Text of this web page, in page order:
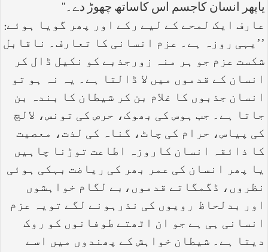
یاپھر انسان کاجسم اس کاساتھ چھوڑ دے۔‘‘
عارف ایک لمحے کے لیے رکے اور پھر گویا ہوئے:
’’یہی روزہ ہے۔ عزم انسانی کا تعارف۔ ناقابل
شکست عزم جو ہر منہ زورجذبے کو نکیل ڈال کر
انسان کے قدموں میں لا ڈالتا ہے۔ یہ نہ ہو تو
انسان جذبوں کا غلام بن کر شیطان کا بندہ بن
جاتا ہے۔ جب ہوس کی بھوک، حرص کی تونس، لالچ
کی پیاس، حرام کی چاٹ، گناہ کی لذت، معصیت
کا ذائقہ انسان کاروزہ اطاعت توڑنا چاہیں
یا پھر انسان کی عمر بھر کی ریاضت بہکی ہوئی
نظروں، ڈگمگاتے قدموں،بے لگام خواہشوں
اور بدلحاظ رویوں کی نذرہونے لگے تویہ عزم
انسانی ہی ہے جو ان اٹھتے طوفانوں کو روک
دیتا ہے۔ شیطان خواہش کے پھندوں میں اسے